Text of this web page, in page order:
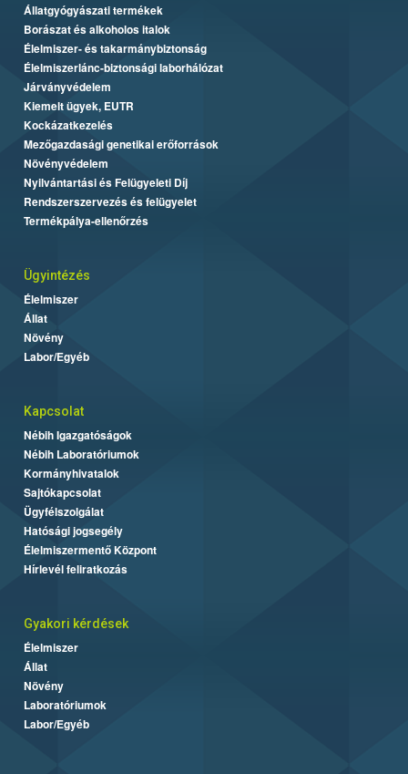
Állatgyógyászati termékek
Borászat és alkoholos italok
Élelmiszer- és takarmánybiztonság
Élelmiszerlánc-biztonsági laborhálózat
Járványvédelem
Kiemelt ügyek, EUTR
Kockázatkezelés
Mezőgazdasági genetikai erőforrások
Növényvédelem
Nyilvántartási és Felügyeleti Díj
Rendszerszervezés és felügyelet
Termékpálya-ellenőrzés
Ügyintézés
Élelmiszer
Állat
Növény
Labor/Egyéb
Kapcsolat
Nébih Igazgatóságok
Nébih Laboratóriumok
Kormányhivatalok
Sajtókapcsolat
Ügyfélszolgálat
Hatósági jogsegély
Élelmiszermentő Központ
Hírlevél feliratkozás
Gyakori kérdések
Élelmiszer
Állat
Növény
Laboratóriumok
Labor/Egyéb